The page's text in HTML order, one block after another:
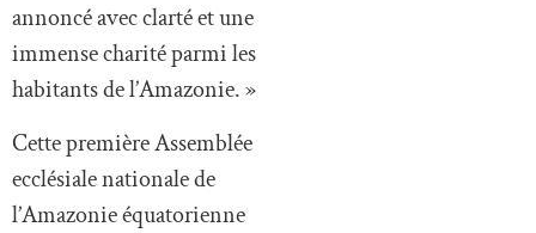
annoncé avec clarté et une
immense charité parmi les
habitants de l’Amazonie. »
Cette première Assemblée
ecclésiale nationale de
l’Amazonie équatorienne